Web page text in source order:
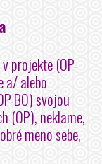
projekte (OP-
a/ alebo
BO) svojou
(OP), neklame,
meno sebe,